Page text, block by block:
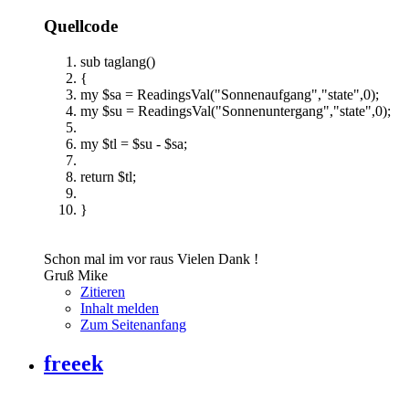
Quellcode
sub taglang()
{
my $sa = ReadingsVal("Sonnenaufgang","state",0);
my $su = ReadingsVal("Sonnenuntergang","state",0);
my $tl = $su - $sa;
return $tl;
}
Schon mal im vor raus Vielen Dank !
Gruß Mike
Zitieren
Inhalt melden
Zum Seitenanfang
freeek